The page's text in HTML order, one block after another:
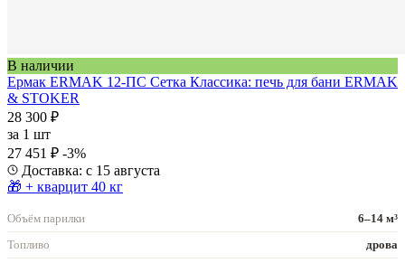
В наличии
Ермак ERMAK 12-ПС Сетка Классика: печь для бани ERMAK
& STOKER
28 300 ₽
за 1 шт
27 451 ₽ -3%
Доставка: с 15 августа
🎁 + кварцит 40 кг
Объём парилки
6–14 м³
Топливо
дрова